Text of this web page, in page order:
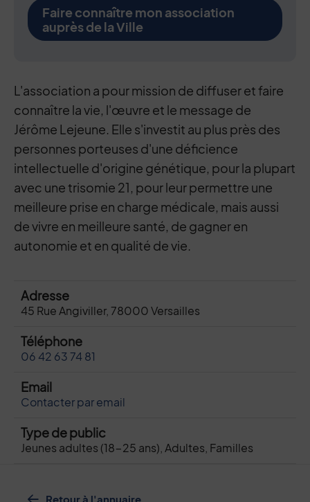
Faire connaître mon association
auprès de la Ville
Contenu de la fiche d'annuaire
L'association a pour mission de diffuser et faire
connaître la vie, l'œuvre et le message de
Jérôme Lejeune. Elle s'investit au plus près des
personnes porteuses d'une déficience
intellectuelle d'origine génétique, pour la plupart
avec une trisomie 21, pour leur permettre une
meilleure prise en charge médicale, mais aussi
de vivre en meilleure santé, de gagner en
autonomie et en qualité de vie.
Adresse
45 Rue Angiviller, 78000 Versailles
Téléphone
06 42 63 74 81
Email
Contacter par email
Type de public
Jeunes adultes (18-25 ans), Adultes, Familles
Retour à l'annuaire